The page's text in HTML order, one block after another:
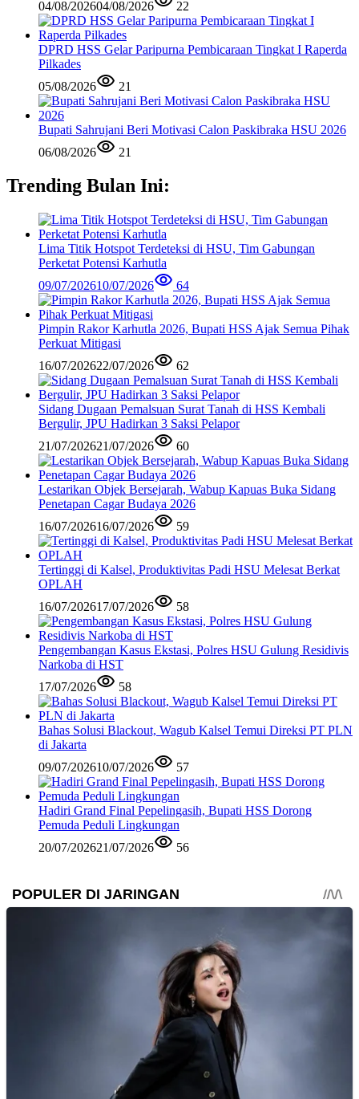
04/08/202604/08/2026 22
DPRD HSS Gelar Paripurna Pembicaraan Tingkat I Raperda
Pilkades
05/08/2026
21
Bupati Sahrujani Beri Motivasi Calon Paskibraka HSU 2026
06/08/2026
21
Trending Bulan Ini:
Lima Titik Hotspot Terdeteksi di HSU, Tim Gabungan
Perketat Potensi Karhutla
09/07/202610/07/2026 64
Pimpin Rakor Karhutla 2026, Bupati HSS Ajak Semua Pihak
Perkuat Mitigasi
16/07/202622/07/2026 62
Sidang Dugaan Pemalsuan Surat Tanah di HSS Kembali
Bergulir, JPU Hadirkan 3 Saksi Pelapor
21/07/202621/07/2026 60
Lestarikan Objek Bersejarah, Wabup Kapuas Buka Sidang
Penetapan Cagar Budaya 2026
16/07/202616/07/2026 59
Tertinggi di Kalsel, Produktivitas Padi HSU Melesat Berkat
OPLAH
16/07/202617/07/2026 58
Pengembangan Kasus Ekstasi, Polres HSU Gulung Residivis
Narkoba di HST
17/07/2026
58
Bahas Solusi Blackout, Wagub Kalsel Temui Direksi PT PLN
di Jakarta
09/07/202610/07/2026 57
Hadiri Grand Final Pepelingasih, Bupati HSS Dorong
Pemuda Peduli Lingkungan
20/07/202621/07/2026 56